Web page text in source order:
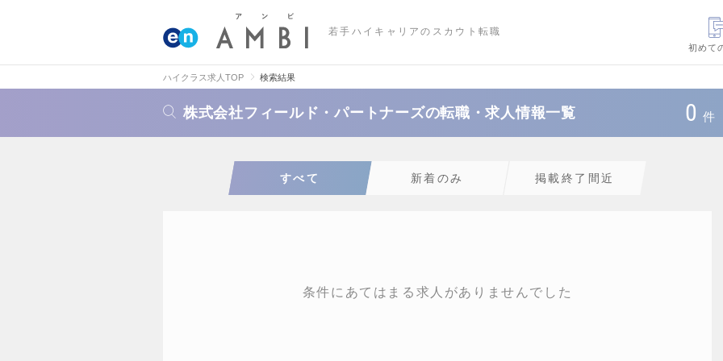
若手ハイキャリアのスカウト転職
初めて
ハイクラス求人TOP 検索結果
株式会社フィールド・パートナーズの転職・求人情報一覧 0 件
すべて 新着のみ 掲載終了間近
条件にあてはまる求人がありませんでした